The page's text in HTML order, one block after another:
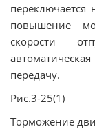
повышение
скорости
передачу.
Рис.3-25(1)
Торможение